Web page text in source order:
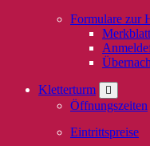
Formulare zur
Kletterturm
Öffnungszeiten
Eintrittspreise